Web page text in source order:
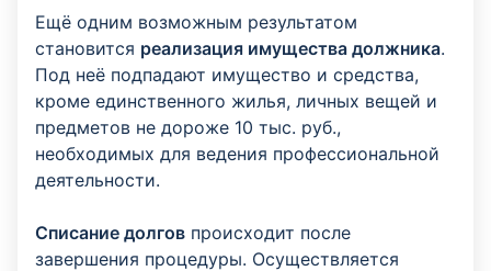
Ещё одним возможным результатом
становится реализация имущества должника.
Под неё подпадают имущество и средства,
кроме единственного жилья, личных вещей и
предметов не дороже 10 тыс. руб.,
необходимых для ведения профессиональной
деятельности.
Списание долгов происходит после
завершения процедуры. Осуществляется